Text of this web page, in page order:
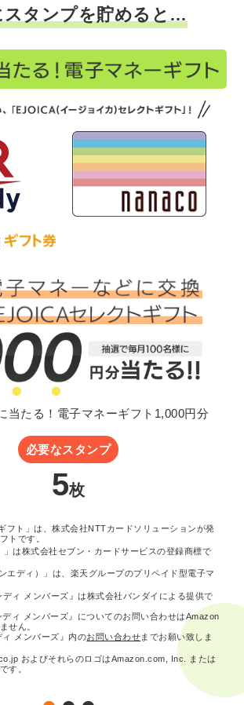
スタンプを貯めると…
当たる！電子マネーギフト1,000円分
必要なスタンプ
5枚
フト」は、株式会社NTTカードソリューションが発
トです。
は株式会社セブン・カードサービスの登録商標で
エディ）」は、楽天グループのプリペイド型電子マ
ィ メンバーズ』は株式会社バンダイによる提供で
ィ メンバーズ』についてのお問い合わせはAmazon
せん。
メンバーズ』内のお問い合わせまでお願い致しま
およびそれらのロゴはAmazon.com, Inc. または
す。